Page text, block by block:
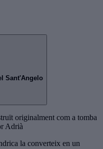
Sant'Angelo
originalment com a tomba
Adrià
la converteix en un